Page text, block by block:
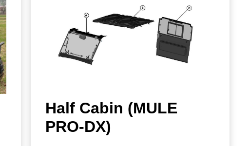
Half Cabin (MULE
PRO-DX)